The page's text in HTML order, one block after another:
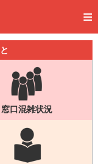
窓口混雑状況